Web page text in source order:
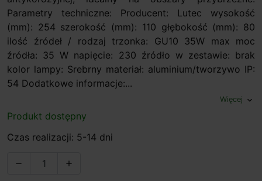
Parametry techniczne: Producent: Lutec wysokość
(mm): 254 szerokość (mm): 110 głębokość (mm): 80
ilość źródeł / rodzaj trzonka: GU10 35W max moc
źródła: 35 W napięcie: 230 źródło w zestawie: brak
kolor lampy: Srebrny materiał: aluminium/tworzywo IP:
54 Dodatkowe informacje:...
Więcej expand_more
Produkt dostępny
Czas realizacji: 5-14 dni
 